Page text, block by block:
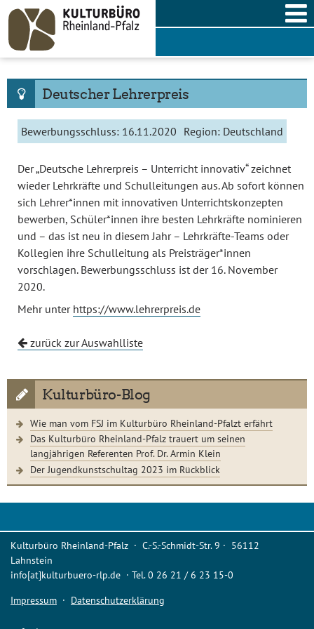
Skip
content
Deutscher Lehrerpreis
Bewerbungsschluss: 16.11.2020 Region: Deutschland
Der „Deutsche Lehrerpreis – Unterricht innovativ“ zeichnet
wieder Lehrkräfte und Schulleitungen aus. Ab sofort können
sich Lehrer*innen mit innovativen Unterrichtskonzepten
bewerben, Schüler*innen ihre besten Lehrkräfte nominieren
und – das ist neu in diesem Jahr – Lehrkräfte-Teams oder
Kollegien ihre Schulleitung als Preisträger*innen
vorschlagen. Bewerbungsschluss ist der 16. November
2020.
Mehr unter https://www.lehrerpreis.de
zurück zur Auswahlliste
Kulturbüro-Blog
Wie man vom FSJ im Kulturbüro Rheinland-Pfalzt erfährt
Das Kulturbüro Rheinland-Pfalz trauert um seinen
langjährigen Referenten Prof. Dr. Armin Klein
Der Jugendkunstschultag 2023 im Rückblick
Kulturbüro Rheinland-Pfalz · C.-S.-Schmidt-Str. 9 · 56112
Lahnstein
info[at]kulturbuero-rlp.de · Tel. 0 26 21 / 6 23 15-0
Impressum · Datenschutzerklärung